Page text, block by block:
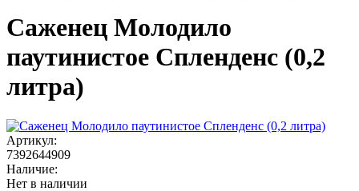
Саженец Молодило
паутинистое Спленденс (0,2
литра)
Артикул:
7392644909
Наличие:
Нет в наличии